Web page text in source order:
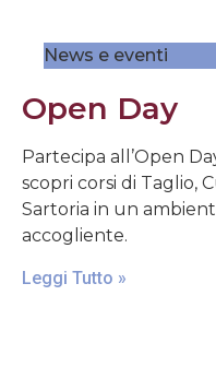
News e eventi
Open Day
Partecipa all’Open
scopri corsi di Taglio,
Sartoria in un
accogliente.
Leggi Tutto »